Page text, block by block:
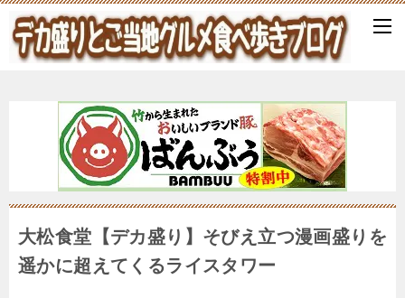
大松食堂【デカ盛り】そびえ立つ漫画盛りを
遥かに超えてくるライスタワー